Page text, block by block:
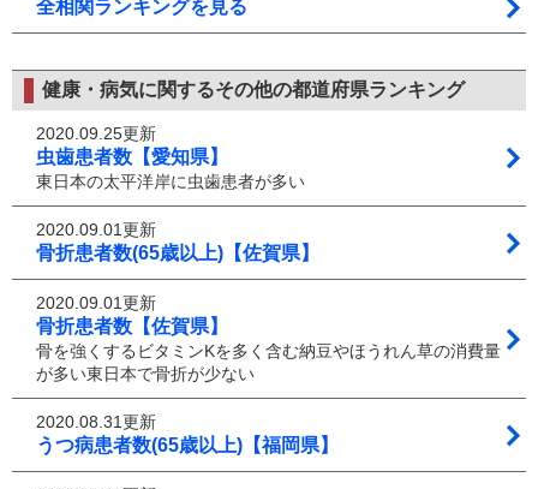
全相関ランキングを見る
健康・病気に関するその他の都道府県ランキング
2020.09.25更新
虫歯患者数【愛知県】
東日本の太平洋岸に虫歯患者が多い
2020.09.01更新
骨折患者数(65歳以上)【佐賀県】
2020.09.01更新
骨折患者数【佐賀県】
骨を強くするビタミンKを多く含む納豆やほうれん草の消費量
が多い東日本で骨折が少ない
2020.08.31更新
うつ病患者数(65歳以上)【福岡県】